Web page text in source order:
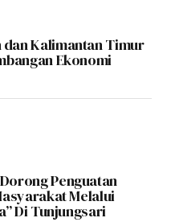
dan Kalimantan Timur
Ekonomi
Penguatan
Melalui
Di Tunjungsari